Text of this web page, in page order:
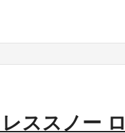
レススノー